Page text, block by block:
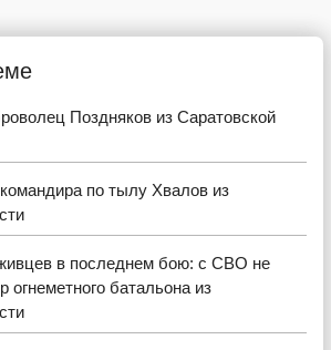
Поздняков из Саратовской
по тылу Хвалов из
в последнем бою: с СВО не
огнеметного батальона из